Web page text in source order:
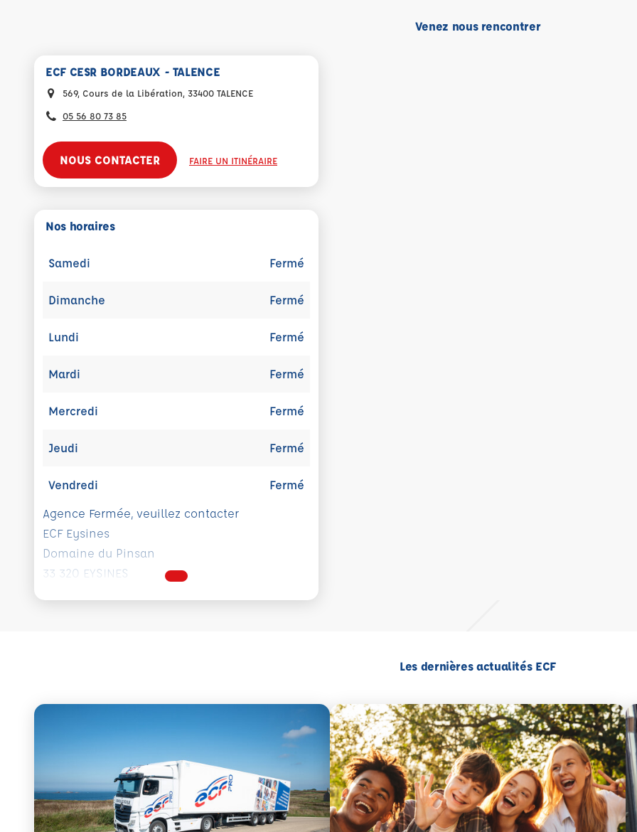
Venez nous rencontrer
ECF CESR BORDEAUX - TALENCE
569, Cours de la Libération, 33400 TALENCE
05 56 80 73 85
NOUS CONTACTER FAIRE UN ITINÉRAIRE
Nos horaires
Samedi Fermé
Dimanche Fermé
Lundi Fermé
Mardi Fermé
Mercredi Fermé
Jeudi Fermé
Vendredi
Fermé
Agence Fermée, veuillez contacter
ECF Eysines
Domaine du Pinsan
33 320 EYSINES
Les dernières actualités ECF